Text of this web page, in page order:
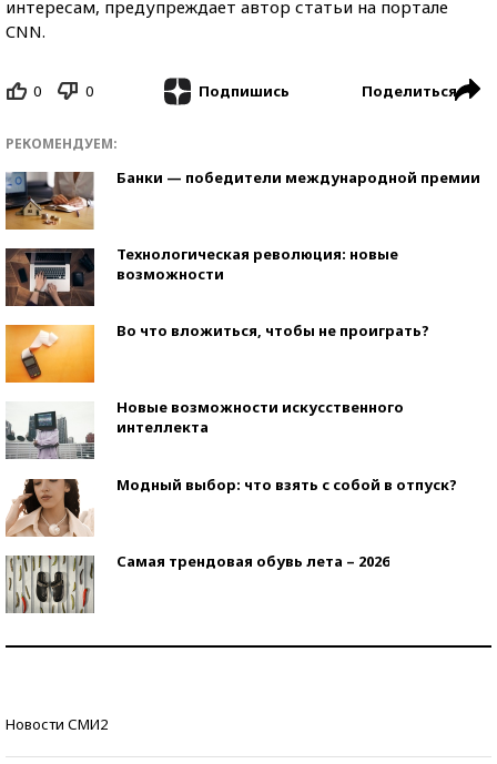
интересам, предупреждает автор статьи на портале
CNN.
0 0 Подпишись Поделиться
РЕКОМЕНДУЕМ:
Банки — победители международной премии
Технологическая революция: новые
возможности
Во что вложиться, чтобы не проиграть?
Новые возможности искусственного
интеллекта
Модный выбор: что взять с собой в отпуск?
Самая трендовая обувь лета – 2026
Новости СМИ2